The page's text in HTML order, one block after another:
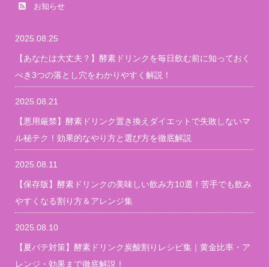
お知らせ
2025.08.25
【あなたは大丈夫？】酵素ドリンクを毎日飲む前に知っておく
べき3つの落とし穴をわかりやすく解説！
2025.08.21
【悪用厳禁】酵素ドリンク置き換えダイエットで失敗しないマ
ル秘テク！効果的なやり方と選び方を徹底解説
2025.08.11
【保存版】酵素ドリンクの美味しい飲み方10選！苦手でも飲み
やすくなる割り方＆アレンジ集
2025.08.10
【夏バテ対策】酵素ドリンク炭酸割りレシピ集｜黄金比率・ア
レンジ・効果まで徹底解説！